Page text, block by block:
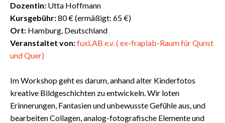
Dozentin: Utta Hoffmann
Kursgebühr:80 € (ermäßigt: 65 €)
Ort: Hamburg, Deutschland
Veranstaltet von:fuxLAB e.v. ( ex-fraplab-Raum für Qunst
und Quer)
Im Workshop geht es darum, anhand alter Kinderfotos
kreative Bildgeschichten zu entwickeln. Wir loten
Erinnerungen, Fantasien und unbewusste Gefühle aus, und
bearbeiten Collagen, analog-fotografische Elemente und